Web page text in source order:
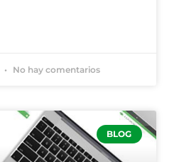
No hay comentarios
BLOG